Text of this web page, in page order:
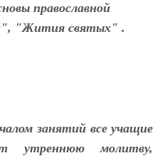
православной
"Жития святых" .
занятий все учащие
утреннюю молитву,